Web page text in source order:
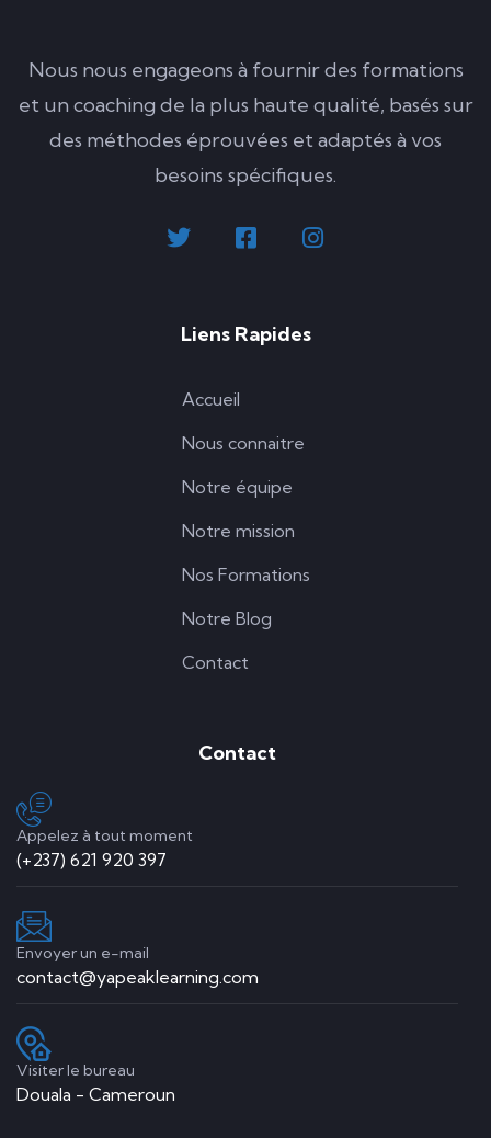
Nous nous engageons à fournir des formations
et un coaching de la plus haute qualité, basés sur
des méthodes éprouvées et adaptés à vos
besoins spécifiques.
Liens Rapides
Accueil
Nous connaitre
Notre équipe
Notre mission
Nos Formations
Notre Blog
Contact
Contact
Appelez à tout moment
(+237) 621 920 397
Envoyer un e-mail
contact@yapeaklearning.com
Visiter le bureau
Douala - Cameroun